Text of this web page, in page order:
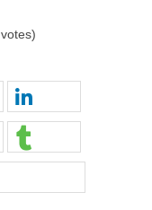
votes)